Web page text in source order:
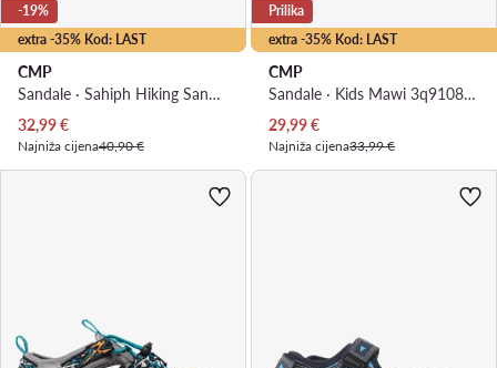
extra -35% Kod: LAST
-19%
CMP
Sandale · Sahiph Hiking Sandals 30Q9524 · Siva
Trenutna cijena
32,99€
Najniža cijena40,90 €
extra -35% Kod: LAST
Prilika
CMP
Sandale · Kids Mawi 3q91085 · Tamnoplava
Trenutna cijena
29,99€
Najniža cijena33,99 €